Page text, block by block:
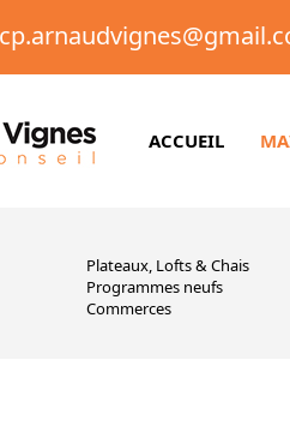
ACCUEIL
Plateaux, Lofts & Chais
Programmes neufs
Commerces